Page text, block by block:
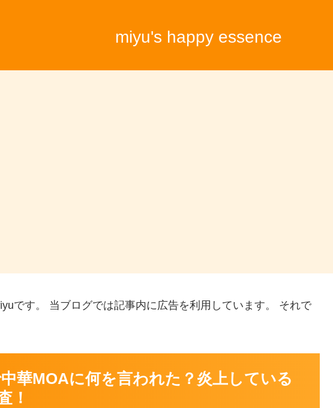
miyu's happy essence
です。 当ブログでは記事内に広告を利用しています。 それで
華MOAに何を言われた？炎上している
！